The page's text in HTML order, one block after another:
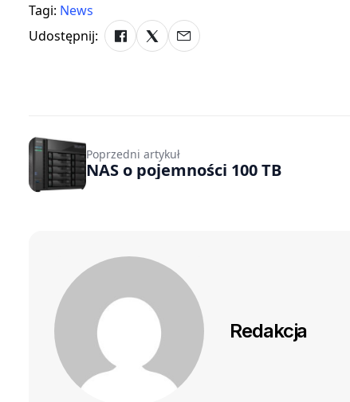
Tagi: News
Udostępnij:
Poprzedni artykuł
NAS o pojemności 100 TB
Redakcja